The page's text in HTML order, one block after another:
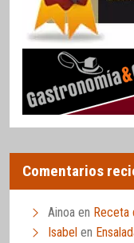
Comentarios
Ainoa en Receta
Isabel en